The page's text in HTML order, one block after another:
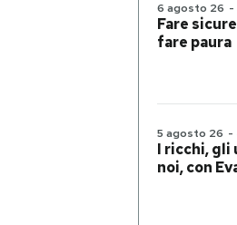
6 agosto 26 -
Fare
fare paura
5 agosto 26 -
I ricchi, gli
noi, con